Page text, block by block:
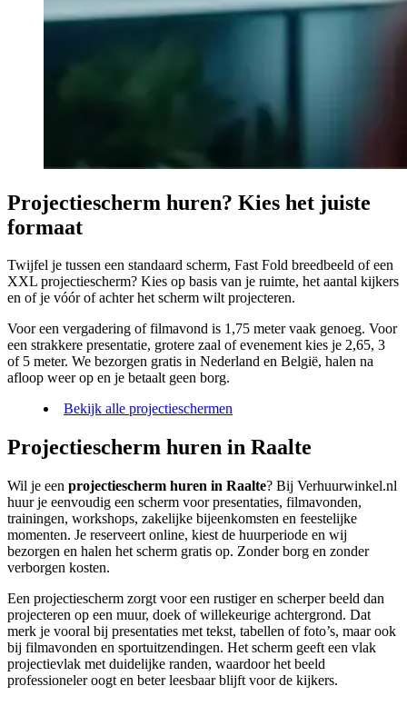
Projectiescherm huren? Kies het juiste
formaat
Twijfel je tussen een standaard scherm, Fast Fold breedbeeld of een
XXL projectiescherm? Kies op basis van je ruimte, het aantal kijkers
en of je vóór of achter het scherm wilt projecteren.
Voor een vergadering of filmavond is 1,75 meter vaak genoeg. Voor
een strakkere presentatie, grotere zaal of evenement kies je 2,65, 3
of 5 meter. We bezorgen gratis in Nederland en België, halen na
afloop weer op en je betaalt geen borg.
Bekijk alle projectieschermen
Projectiescherm huren in Raalte
Wil je een projectiescherm huren in Raalte? Bij Verhuurwinkel.nl
huur je eenvoudig een scherm voor presentaties, filmavonden,
trainingen, workshops, zakelijke bijeenkomsten en feestelijke
momenten. Je reserveert online, kiest de huurperiode en wij
bezorgen en halen het scherm gratis op. Zonder borg en zonder
verborgen kosten.
Een projectiescherm zorgt voor een rustiger en scherper beeld dan
projecteren op een muur, doek of willekeurige achtergrond. Dat
merk je vooral bij presentaties met tekst, tabellen of foto’s, maar ook
bij filmavonden en sportuitzendingen. Het scherm geeft een vlak
projectievlak met duidelijke randen, waardoor het beeld
professioneler oogt en beter leesbaar blijft voor de kijkers.